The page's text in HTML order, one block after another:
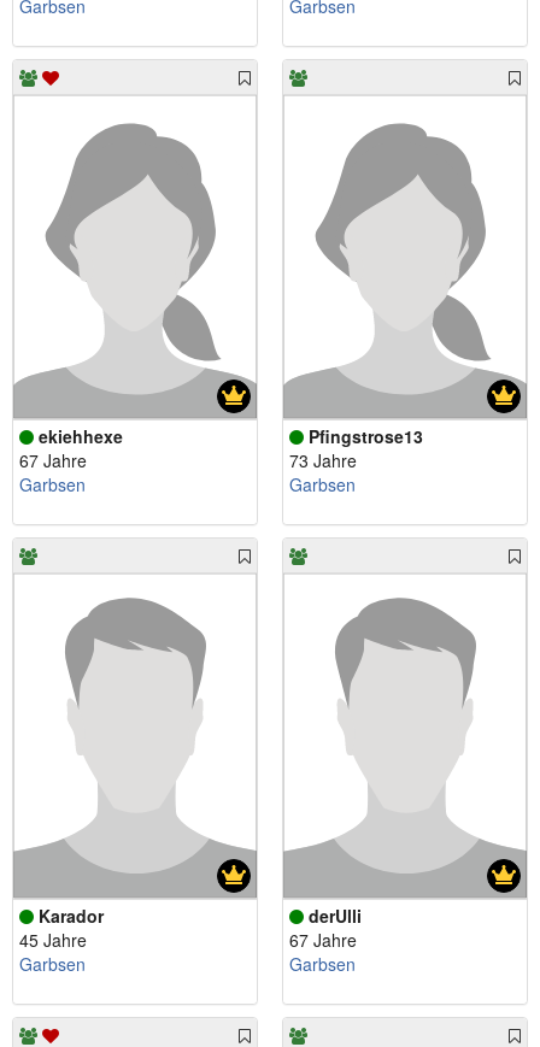
Garbsen
Garbsen
ekiehhexe
67 Jahre
Garbsen
Pfingstrose13
73 Jahre
Garbsen
Karador
45 Jahre
Garbsen
derUlli
67 Jahre
Garbsen